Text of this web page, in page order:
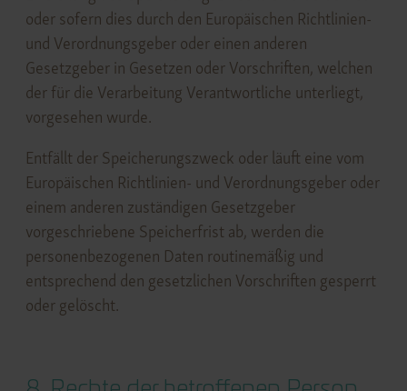
oder sofern dies durch den Europäischen Richtlinien-
und Verordnungsgeber oder einen anderen
Gesetzgeber in Gesetzen oder Vorschriften, welchen
der für die Verarbeitung Verantwortliche unterliegt,
vorgesehen wurde.
Entfällt der Speicherungszweck oder läuft eine vom
Europäischen Richtlinien- und Verordnungsgeber oder
einem anderen zuständigen Gesetzgeber
vorgeschriebene Speicherfrist ab, werden die
personenbezogenen Daten routinemäßig und
entsprechend den gesetzlichen Vorschriften gesperrt
oder gelöscht.